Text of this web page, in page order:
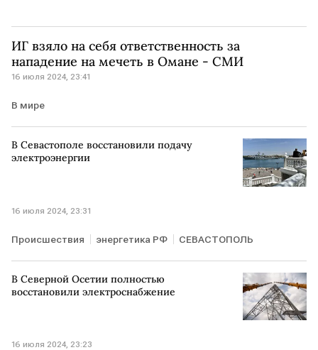
ИГ взяло на себя ответственность за
нападение на мечеть в Омане - СМИ
16 июля 2024, 23:41
В мире
В Севастополе восстановили подачу
электроэнергии
16 июля 2024, 23:31
Происшествия энергетика РФ СЕВАСТОПОЛЬ
В Северной Осетии полностью
восстановили электроснабжение
16 июля 2024, 23:23